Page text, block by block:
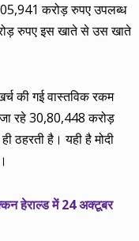
करोड़ रुपए उपलब्ध
रुपए इस खाते से उस खाते
की गई वास्तविक रकम
रहे 30,80,448 करोड़
है। यही है मोदी
हेराल्ड में 24 अक्टूबर